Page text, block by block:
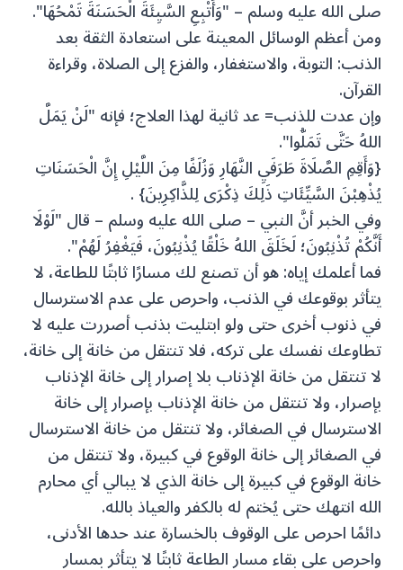
صلى الله عليه وسلم – "وَأَتْبِعِ السَّيِئَةَ الْحَسَنَةَ تَمْحُهَا".
ومن أعظم الوسائل المعينة على استعادة الثقة بعد
الذنب: التوبة، والاستغفار، والفزع إلى الصلاة، وقراءة
القرآن.
وإن عدت للذنب= عد ثانية لهذا العلاج؛ فإنه "لَنْ يَمَلَّ
اللهُ حَتَّى تَمَلُّوا".
{وَأَقِمِ الصَّلَاةَ طَرَفَيِ النَّهَارِ وَزُلَفًا مِنَ اللَّيْلِ إِنَّ الْحَسَنَاتِ
يُذْهِبْنَ السَّيِّئَاتِ ذَلِكَ ذِكْرَى لِلذَّاكِرِينَ} .
وفي الخبر أنَّ النبي – صلى الله عليه وسلم – قال "لَوْلَا
أَنَّكُمْ تُذْنِبُونَ؛ لَخَلَقَ اللهُ خَلْقًا يُذْنِبُونَ، فَيَغْفِرُ لَهُمْ".
فما أعلمك إياه: هو أن تصنع لك مسارًا ثابتًا للطاعة، لا
يتأثر بوقوعك في الذنب، واحرص على عدم الاسترسال
في ذنوب أخرى حتى ولو ابتليت بذنب أصررت عليه لا
تطاوعك نفسك على تركه، فلا تنتقل من خانة إلى خانة،
لا تنتقل من خانة الإذناب بلا إصرار إلى خانة الإذناب
بإصرار، ولا تنتقل من خانة الإذناب بإصرار إلى خانة
الاسترسال في الصغائر، ولا تنتقل من خانة الاسترسال
في الصغائر إلى خانة الوقوع في كبيرة، ولا تنتقل من
خانة الوقوع في كبيرة إلى خانة الذي لا يبالي أي محارم
الله انتهك حتى يُختم له بالكفر والعياذ بالله.
دائمًا احرص على الوقوف بالخسارة عند حدها الأدنى،
واحرص على بقاء مسار الطاعة ثابتًا لا يتأثر بمسار